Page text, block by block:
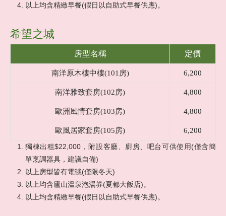
以上均含精緻早餐(假日以自助式早餐供應)。
希望之城
房型名稱 定價
南洋原木樓中樓(101房) 6,200
南洋雅致套房(102房) 4,800
歐洲風情套房(103房) 4,800
歐風居家套房(105房)
6,200
獨棟出租$22,000，附設客廳、廚房、吧台可供使用(僅含簡
單烹調器具，建議自備)
以上房型皆有電毯(僅限冬天)
以上均含廬山溫泉泡湯券(夏都大飯店)。
以上均含精緻早餐(假日以自助式早餐供應)。